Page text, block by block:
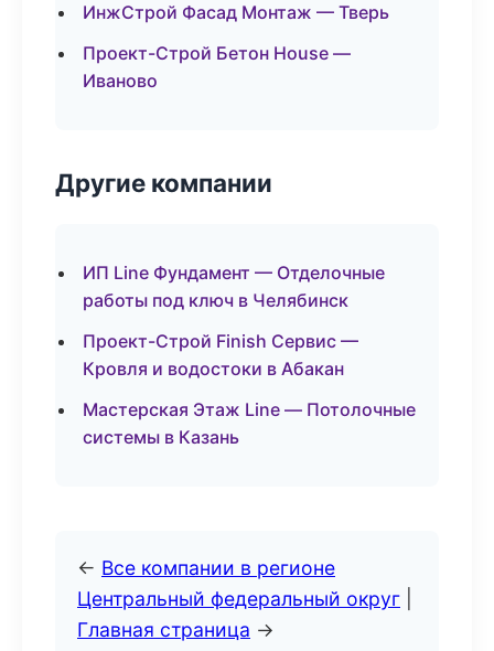
ИнжСтрой Фасад Монтаж — Тверь
Проект-Строй Бетон House —
Иваново
Другие компании
ИП Line Фундамент — Отделочные
работы под ключ в Челябинск
Проект-Строй Finish Сервис —
Кровля и водостоки в Абакан
Мастерская Этаж Line — Потолочные
системы в Казань
← Все компании в регионе
Центральный федеральный округ
Главная страница →